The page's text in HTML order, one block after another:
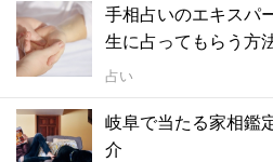
手相占いのエキスパ
生に占ってもらう方
占い
岐阜で当たる家相鑑
介